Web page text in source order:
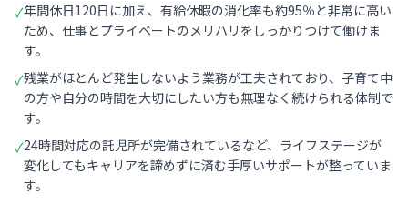
✓年間休日120日に加え、有給休暇の消化率も約95％と非常に高い
ため、仕事とプライベートのメリハリをしっかりつけて働けま
す。
✓残業がほとんど発生しないよう業務が工夫されており、子育て中
の方や自分の時間を大切にしたい方も無理なく続けられる体制で
す。
✓24時間対応の託児所が完備されているなど、ライフステージが
変化してもキャリアを諦めずに済む手厚いサポートが整っていま
す。